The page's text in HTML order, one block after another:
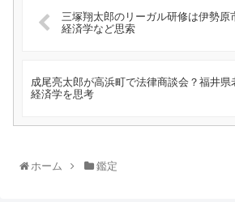
三塚翔太郎のリーガル研修は伊勢原
経済学など思索
成尾亮太郎が高浜町で法律商談会？福井県
経済学を思考
ホーム 鑑定